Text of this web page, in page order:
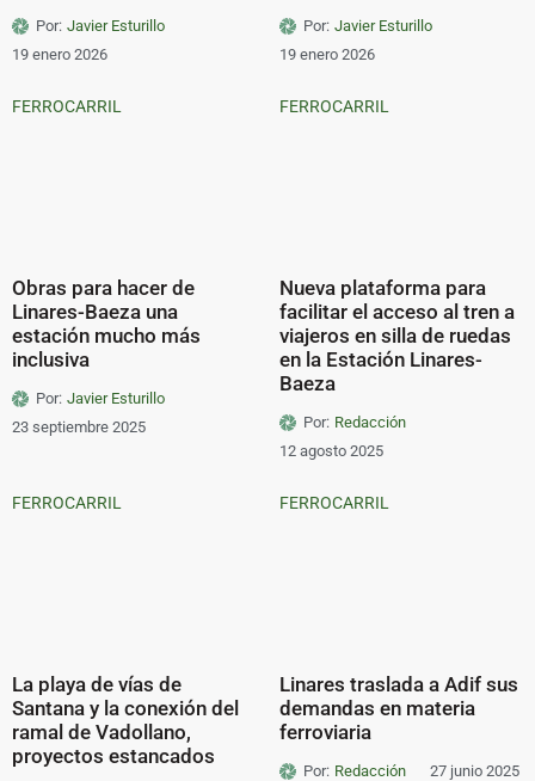
Por: Javier Esturillo
19 enero 2026
Por: Javier Esturillo
19 enero 2026
FERROCARRIL
Obras para hacer de
Linares-Baeza una
estación mucho más
inclusiva
Por: Javier Esturillo
23 septiembre 2025
FERROCARRIL
Nueva plataforma para
facilitar el acceso al tren a
viajeros en silla de ruedas
en la Estación Linares-
Baeza
Por: Redacción
12 agosto 2025
FERROCARRIL
La playa de vías de
Santana y la conexión del
ramal de Vadollano,
proyectos estancados
FERROCARRIL
Linares traslada a Adif sus
demandas en materia
ferroviaria
Por: Redacción 27 junio 2025